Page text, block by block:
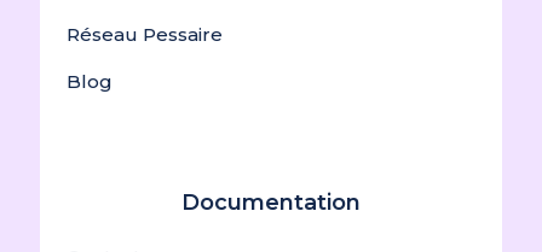
Réseau Pessaire
Blog
Documentation